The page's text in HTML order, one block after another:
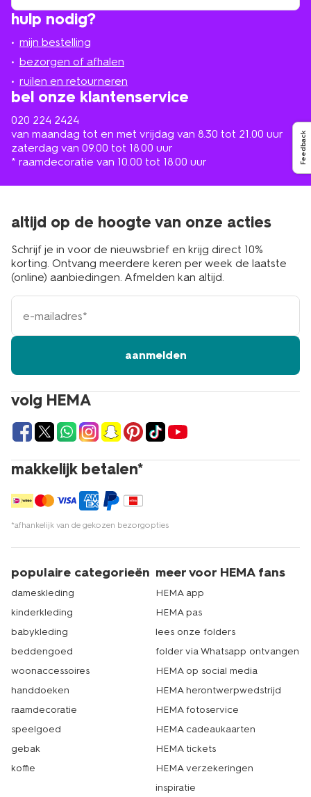
Feedback
hulp nodig?
mijn bestelling
bezorgen of afhalen
ruilen en retourneren
bel onze klantenservice
020 224 2424
van maandag tot en met vrijdag van 8.30 tot 21.00 uur
zaterdag van 09.00 tot 18.00 uur
* raamdecoratie van 10.00 tot 18.00 uur
winkel
bij
in
de
buurt
volg HEMA
makkelijk betalen*
*afhankelijk van de gekozen bezorgopties
altijd op de hoogte van onze acties
Schrijf je in voor de nieuwsbrief en krijg direct 10%
korting. Ontvang meerdere keren per week de laatste
(online) aanbiedingen. Afmelden kan altijd.
e-
mailadres
aanmelden
populaire categorieën
dameskleding
kinderkleding
babykleding
beddengoed
woonaccessoires
handdoeken
raamdecoratie
speelgoed
gebak
koffie
meer voor HEMA fans
HEMA app
HEMA pas
lees onze folders
folder via Whatsapp ontvangen
HEMA op social media
HEMA herontwerpwedstrijd
HEMA fotoservice
HEMA cadeaukaarten
HEMA tickets
HEMA verzekeringen
inspiratie